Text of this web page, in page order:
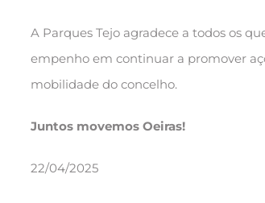
A Parques Tejo agradece a todos os
empenho em continuar a promover
mobilidade do concelho.
Juntos movemos Oeiras!
22/04/2025